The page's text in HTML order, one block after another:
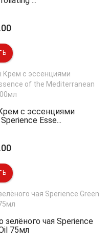
с эссенциями
Esse...
зелёного чая Sperience
75мл